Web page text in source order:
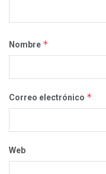
Nombre *
Correo electrónico *
Web